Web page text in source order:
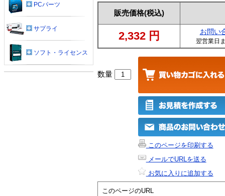
販売価格(税込)
2,332 円 お問い
翌営業日
数量
このページを印刷する
メールでURLを送る
お気に入りに追加する
このページのURL
PCパーツ
サプライ
ソフト・ライセンス